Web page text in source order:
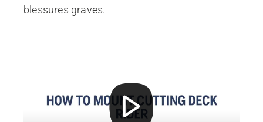
blessures graves.